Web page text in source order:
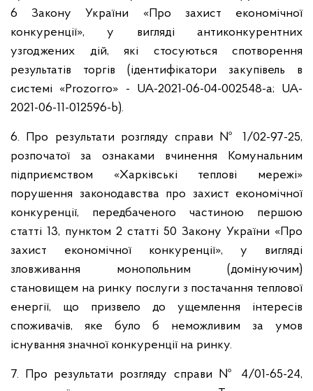
6 Закону України «Про захист економічної
конкуренції», у вигляді антиконкурентних
узгоджених дій, які стосуються спотворення
результатів торгів (ідентифікатори закупівель в
системі «Prozorro» - UA-2021-06-04-002548-a; UA-
2021-06-11-012596-b).
6. Про результати розгляду справи № 1/02-97-25,
розпочатої за ознаками вчинення Комунальним
підприємством «Харківські теплові мережі»
порушення законодавства про захист економічної
конкуренції, передбаченого частиною першою
статті 13, пунктом 2 статті 50 Закону України «Про
захист економічної конкуренції», у вигляді
зловживання монопольним (домінуючим)
становищем на ринку послуги з постачання теплової
енергії, що призвело до ущемлення інтересів
споживачів, яке було б неможливим за умов
існування значної конкуренції на ринку.
7. Про результати розгляду справи № 4/01-65-24,